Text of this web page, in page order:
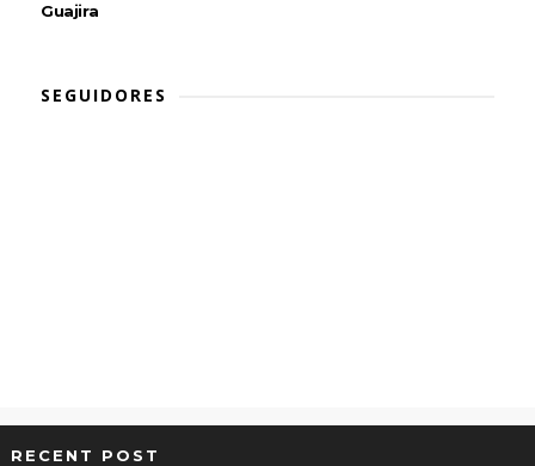
Guajira
SEGUIDORES
RECENT POST